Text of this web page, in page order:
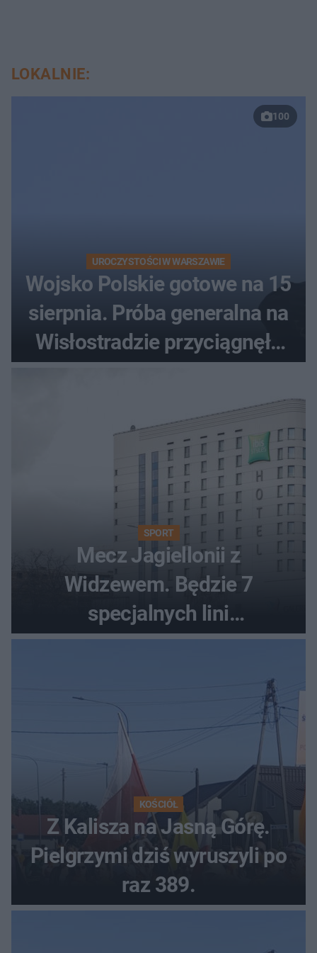
LOKALNIE:
100
UROCZYSTOŚCI W WARSZAWIE
Wojsko Polskie gotowe na 15
sierpnia. Próba generalna na
Wisłostradzie przyciągnęła
tłumy
SPORT
Mecz Jagiellonii z
Widzewem. Będzie 7
specjalnych lini
autobusowych
KOŚCIÓŁ
Z Kalisza na Jasną Górę.
Pielgrzymi dziś wyruszyli po
raz 389.